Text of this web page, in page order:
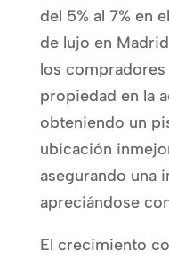
del 5% al 7% en
de lujo en
los compradores
propiedad en la
obteniendo un
ubicación
asegurando una
apreciándose
El crecimiento